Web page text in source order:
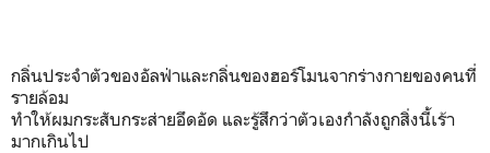
กลิ่นประจำตัวของอัลฟ่าและกลิ่นของฮอร์โมนจากร่างกายของคนที่
รายล้อม
ทำให้ผมกระสับกระส่ายอึดอัด และรู้สึกว่าตัวเองกำลังถูกสิ่งนี้เร้า
มากเกินไป